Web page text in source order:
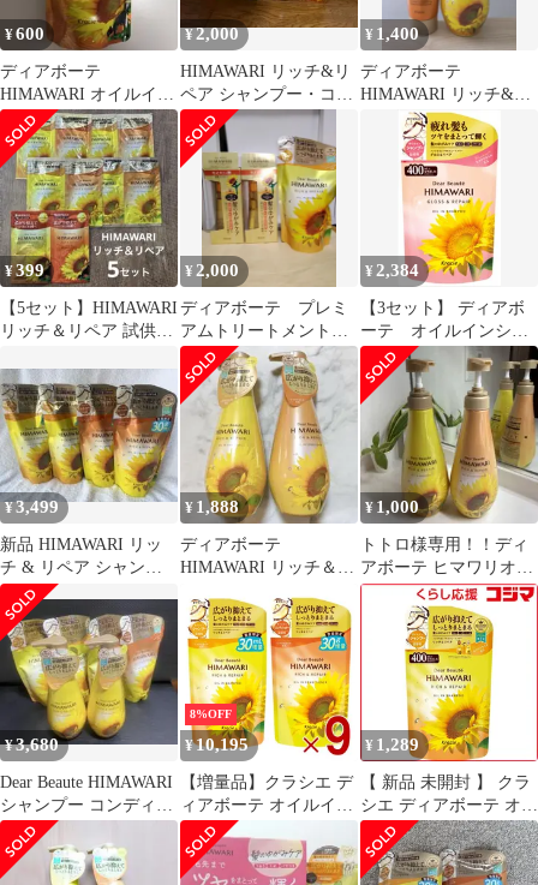
¥600
ディアボーテ
HIMAWARI オイルイン
シャンプー (詰替
用)400ml
¥2,000
HIMAWARI リッチ&リ
ペア シャンプー・コン
ディショナーセット
¥ 1,400
ディアボーテ
HIMAWARI リッチ&リ
ペア シャンプー&トリ
ートメント
¥399
【5セット】HIMAWARI
リッチ＆リペア 試供品
¥ 2,000
ディアボーテ プレミ
アムトリートメントオ
イル（モイスト）2本セ
ット＋シャンプー
¥ 2,384
【3セット】 ディアボ
ーテ オイルインシャ
ンプー（グロス＆リペ
ア） 詰替用 【シャン
プー】
¥3,499
新品 HIMAWARI リッ
チ & リペア シャンプ
ー 増量30g 詰替用 ４袋
¥ 1,888
ディアボーテ
HIMAWARI リッチ＆リ
ィショナー
¥1,000
トトロ様専用！！ディ
アボーテ ヒマワリオイ
ルイン リッチ&リペ
ア 2種
¥3,680
Dear Beaute HIMAWARI
シャンプー コンディシ
ョナー
8%OFF
¥10,195
【増量品】クラシエ デ
ィアボーテ オイルイン
シャンプー リッチ&リ
ペア つめかえ用 430ml
コンディショナー 430g
¥ 1,289
【 新品 未開封 】 クラ
シエ ディアボーテ オイ
ルインシャンプー (リ
ッチ&リペア) 詰替用
(400ml) 未使用 送料無